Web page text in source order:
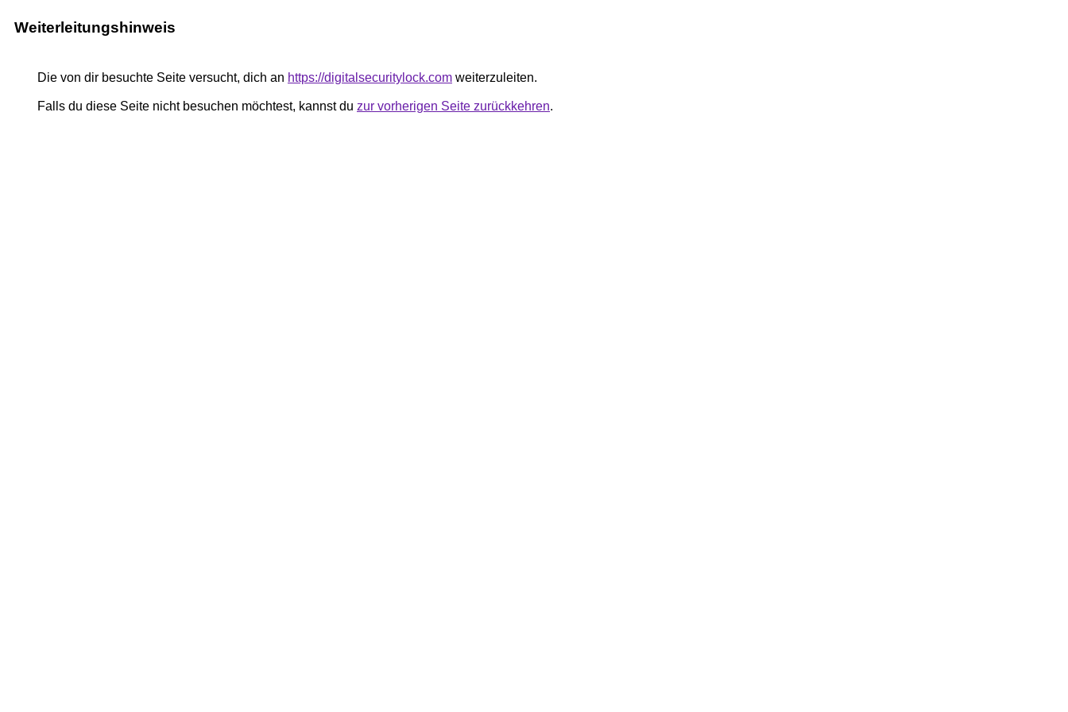
Weiterleitungshinweis
Die von dir besuchte Seite versucht, dich an https://digitalsecuritylock.com weiterzuleiten.
Falls du diese Seite nicht besuchen möchtest, kannst du zur vorherigen Seite zurückkehren.